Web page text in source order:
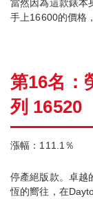
當然因為這款錶本
手上16600的價格
第16名：
列 16520
漲幅：111.1％
停產絕版款。卓越
恆的嚮往，在